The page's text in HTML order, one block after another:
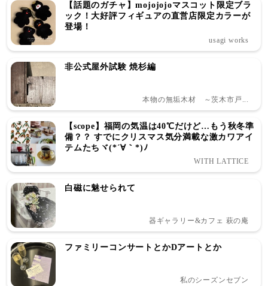
【話題のガチャ】mojojojoマスコット限定ブラ
ック！大好評フィギュアの直営店限定カラーが
登場！
usagi works
非公式屋外試験 焼杉編
本物の無垢木材 ～茨木市戸...
【scope】福岡の気温は40℃だけど…もう秋冬準
備？？ すでにクリスマス気分満載な激カワアイ
テムたちヾ(*´∀｀*)ﾉ
WITH LATTICE
白磁に魅せられて
器ギャラリー&カフェ 萩の庵
ファミリーコンサートとかDアートとか
私のシーズンセブン